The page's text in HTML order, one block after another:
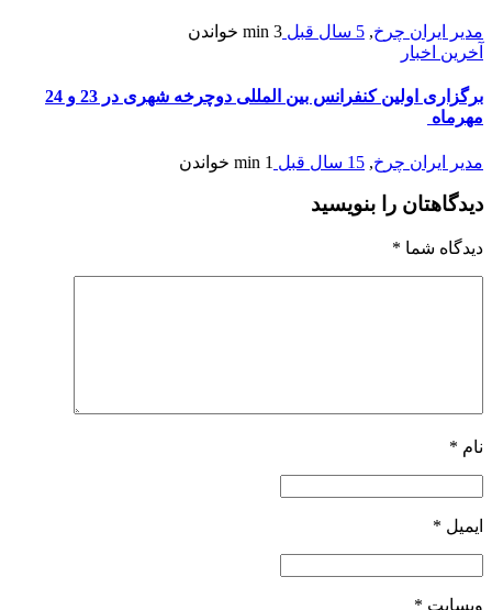
مدیر ایران چرخ, 5 سال قبل 3 min
خواندن
آخرین اخبار
برگزاری اولین کنفرانس بین المللی دوچرخه شهری در 23 و 24
مهرماه
مدیر ایران چرخ, 15 سال قبل 1 min خواندن
دیدگاهتان را بنویسید
دیدگاه شما *
نام *
ایمیل *
وبسایت *